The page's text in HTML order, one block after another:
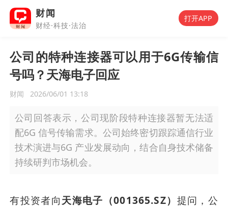
财闻
财经·科技·法治
打开APP
公司的特种连接器可以用于6G传输信
号吗？天海电子回应
财闻 2026/06/01 13:18
公司回答表示，公司现阶段特种连接器暂无法适
配6G 信号传输需求。公司始终密切跟踪通信行业
技术演进与6G 产业发展动向，结合自身技术储备
持续研判市场机会。
有投资者向天海电子（001365.SZ） 提问，公